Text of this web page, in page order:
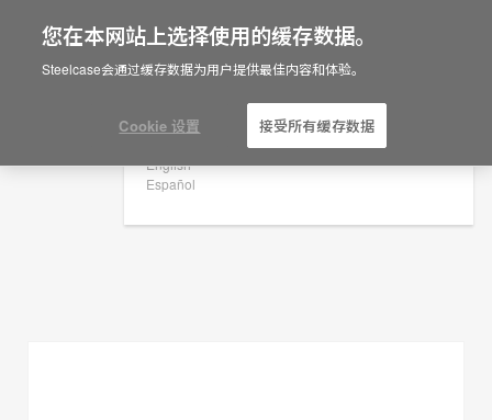
Are you in United States?
English
Español
规划创意
展示过滤器
您在本网站上选择使用的缓存数据。
Steelcase会通过缓存数据为用户提供最佳内容和体验。
Cookie 设置 接受所有缓存数据